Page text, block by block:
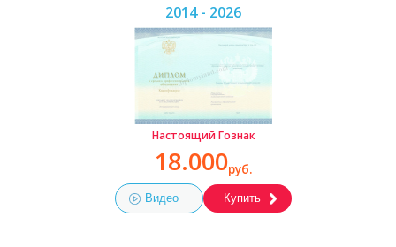
2014 - 2026
Настоящий Гознак
18.000руб.
Видео Купить